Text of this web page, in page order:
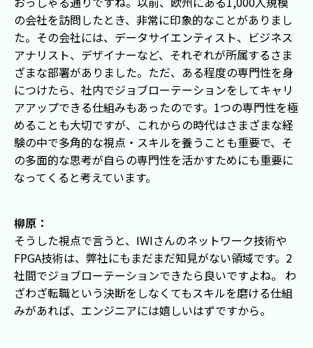
の会社を訪問したとき、非常に印象的なことがありまし
た。その会社には、データサイエンティスト、ビジネス
アナリスト、デザイナーなど、それぞれが所属するさま
ざまな部署がありました。ただ、ある程度の専門性を身
につけたら、社内でジョブローテーションをしてキャリ
アアップできる仕組みもあったのです。1つの専門性を極
めることも大切ですが、これからの時代はさまざまな経
験の中で多角的な視点・スキルを養うことも重要で、そ
の多面的な思考が自らの専門性を活かすためにも重要に
なってくると考えています。
柳原：
そうした視点で言うと、IWIさんのネットワーク技術や
FPGA技術は、弊社にもまだまだ知見がない領域です。2
社間でジョブローテーションできたら良いですよね。 わ
ざわざ転職という決断をしなくてもスキルを磨ける仕組
みがあれば、エンジニアには嬉しいはずですから。